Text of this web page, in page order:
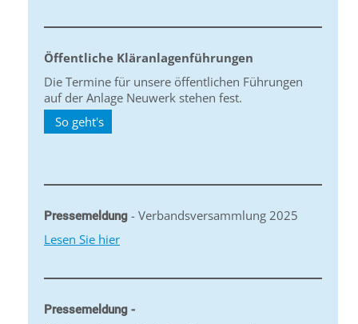
Öffentliche Kläranlagenführungen
Die Termine für unsere öffentlichen Führungen
auf der Anlage Neuwerk stehen fest.
So geht's
Pressemeldung - Verbandsversammlung 2025
Lesen Sie hier
Pressemeldung -